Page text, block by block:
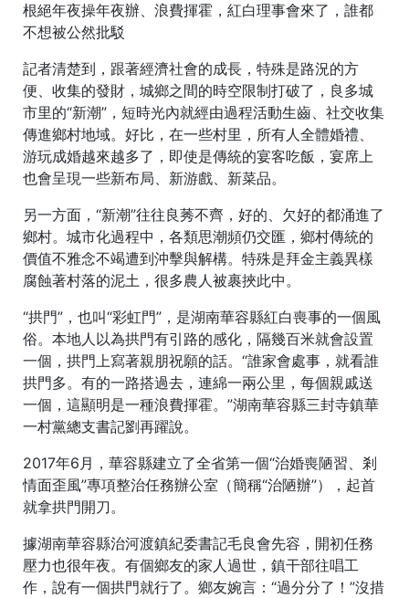
根絕年夜操年夜辦、浪費揮霍，紅白理事會來了，誰都
不想被公然批駁
記者清楚到，跟著經濟社會的成長，特殊是路況的方
便、收集的發財，城鄉之間的時空限制打破了，良多城
市里的“新潮”，短時光內就經由過程活動生齒、社交收集
傳進鄉村地域。好比，在一些村里，所有人全體婚禮、
游玩成婚越來越多了，即使是傳統的宴客吃飯，宴席上
也會呈現一些新布局、新游戲、新菜品。
另一方面，“新潮”往往良莠不齊，好的、欠好的都涌進了
鄉村。城市化過程中，各類思潮頻仍交匯，鄉村傳統的
價值不雅念不竭遭到沖擊與解構。特殊是拜金主義異樣
腐蝕著村落的泥土，很多農人被裹挾此中。
“拱門”，也叫“彩虹門”，是湖南華容縣紅白喪事的一個風
俗。本地人以為拱門有引路的感化，隔幾百米就會設置
一個，拱門上寫著親朋祝願的話。“誰家會處事，就看誰
拱門多。有的一路搭過去，連綿一兩公里，每個親戚送
一個，這顯明是一種浪費揮霍。”湖南華容縣三封寺鎮華
一村黨總支書記劉再躍說。
2017年6月，華容縣建立了全省第一個“治婚喪陋習、剎
情面歪風”專項整治任務辦公室（簡稱“治陋辦”），起首
就拿拱門開刀。
據湖南華容縣治河渡鎮紀委書記毛良會先容，開初任務
壓力也很年夜。有個鄉友的家人過世，鎮干部往唱工
作，說有一個拱門就行了。鄉友婉言：“過分分了！”沒措